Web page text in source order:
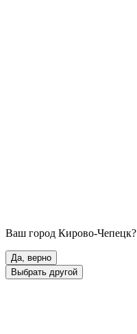
Ваш город Кирово-Чепецк?
Да, верно
Выбрать другой